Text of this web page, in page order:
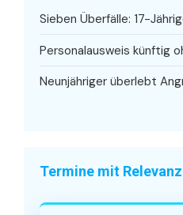
Sieben Überfälle: 17-
Personalausweis künftig
Neunjähriger überlebt
Termine mit Relevanz